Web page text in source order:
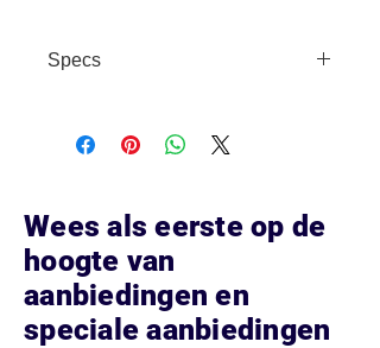
Specs
FHD+ • Chip: Snapdragon 680 •
Camera: 108MP main • Battery:
Wees als eerste op de
hoogte van
aanbiedingen en
speciale aanbiedingen